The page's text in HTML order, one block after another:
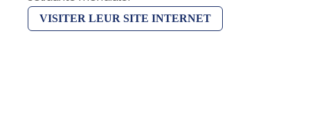
VISITER LEUR SITE INTERNET